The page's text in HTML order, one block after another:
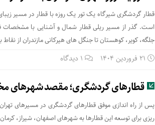
قطار گردشگری شیرگاه یک تور یک روزه با قطار در مسیر
است. گذر از مسیر ریلی قطار شمال و آشنایی با مشخصات
جلگه، کویر، کوهستان تا جنگل های هیرکانی مازندران از
21 فروردین 1404 1 دیدگاه
قطارهای گردشگری؛ مقصد شهرهای
پس از راه اندازی موفق قطارهای گردشگری در مسیرهای
ریزی برای توسعه این قطارها به شهرهای اصفهان، شیراز،